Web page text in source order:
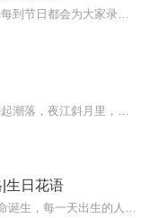
生日花语